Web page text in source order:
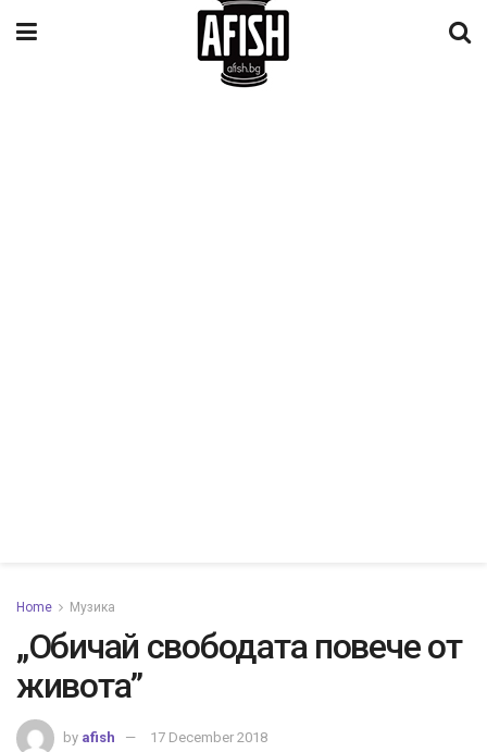
Home Музика
„Обичай свободата повече от
живота”
by afish 17 December 2018